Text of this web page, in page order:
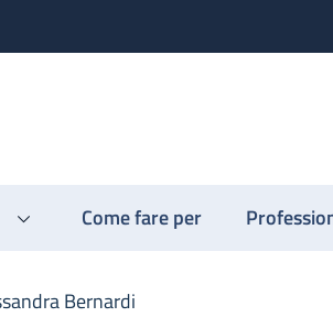
Come fare per
Bernardi